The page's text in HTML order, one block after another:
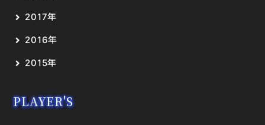
2017年
2016年
2015年
PLAYER'S